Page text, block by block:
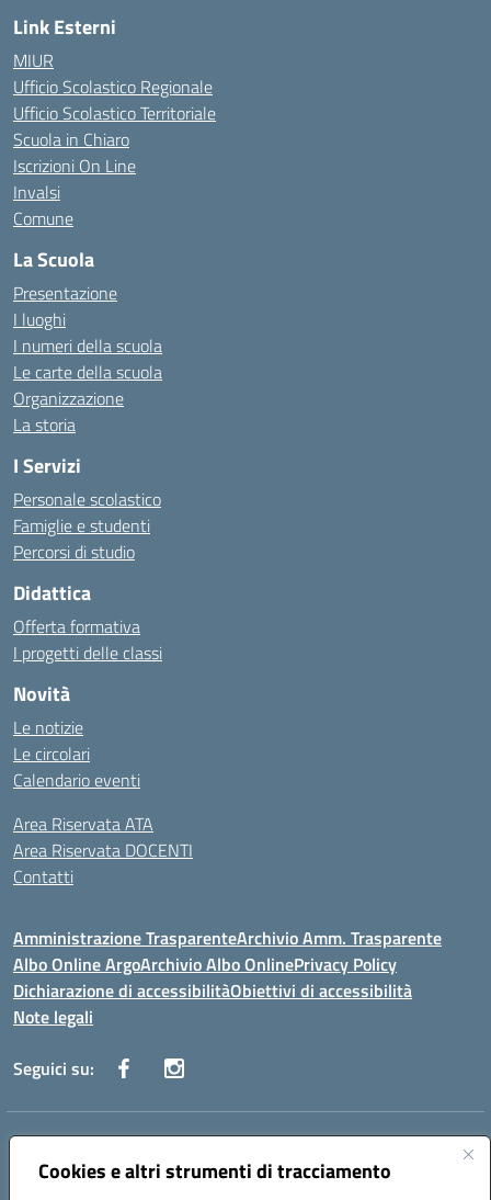
Cookies e altri strumenti di tracciamento
Link Esterni
MIUR
Ufficio Scolastico Regionale
Ufficio Scolastico Territoriale
Scuola in Chiaro
Iscrizioni On Line
Invalsi
Comune
La Scuola
Presentazione
I luoghi
I numeri della scuola
Le carte della scuola
Organizzazione
La storia
I Servizi
Personale scolastico
Famiglie e studenti
Percorsi di studio
Didattica
Offerta formativa
I progetti delle classi
Novità
Le notizie
Le circolari
Calendario eventi
Area Riservata ATA
Area Riservata DOCENTI
Contatti
Amministrazione TrasparenteArchivio Amm. Trasparente
Albo Online ArgoArchivio Albo OnlinePrivacy Policy
Dichiarazione di accessibilitàObiettivi di accessibilità
Note legali
Seguici su:
Indirizzo:
Centralino:0823 742191 Email:CEIC8BC00Q@istruzione.it